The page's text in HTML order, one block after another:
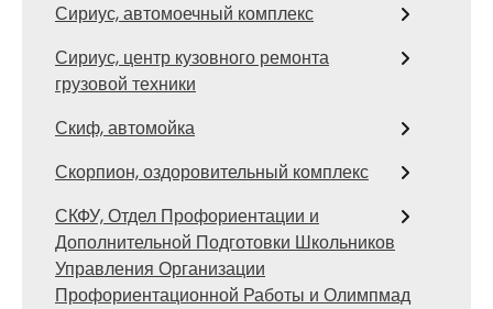
Сириус, автомоечный комплекс
Сириус, центр кузовного ремонта
грузовой техники
Скиф, автомойка
Скорпион, оздоровительный комплекс
СКФУ, Отдел Профориентации и
Дополнительной Подготовки Школьников
Управления Организации
Профориентационной Работы и Олимпмад